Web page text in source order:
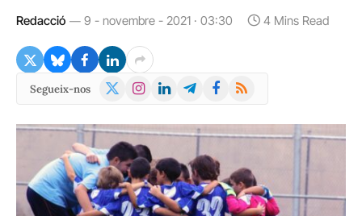
Redacció 9 - novembre - 2021 · 03:30 4 Mins Read
Segueix-nos
X
Instagram
LinkedInTelegramFacebook
RSS